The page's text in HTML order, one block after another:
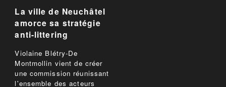
La ville de Neuchâtel
amorce sa stratégie
anti-littering
Violaine Blétry-De
Montmollin vient de créer
une commission réunissant
l'ensemble des acteurs